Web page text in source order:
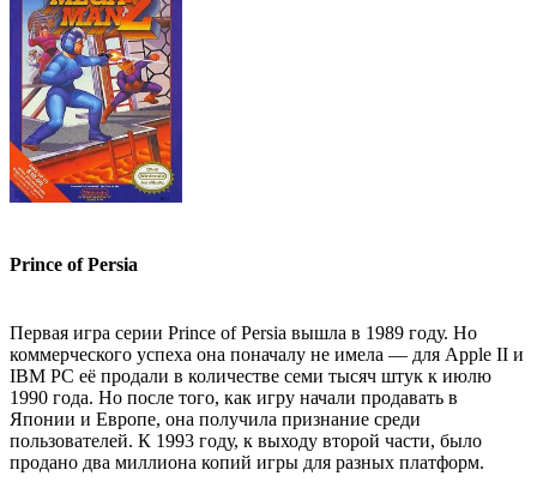
Prince of Persia
Первая игра серии Prince of Persia вышла в 1989 году. Но
коммерческого успеха она поначалу не имела — для Apple II и
IBM PC её продали в количестве семи тысяч штук к июлю
1990 года. Но после того, как игру начали продавать в
Японии и Европе, она получила признание среди
пользователей. К 1993 году, к выходу второй части, было
продано два миллиона копий игры для разных платформ.